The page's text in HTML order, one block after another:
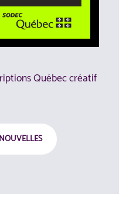
Québec créatif